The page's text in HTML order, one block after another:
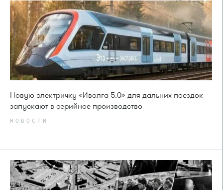
Новую электричку «Иволга 5.0» для дальних поездок
запускают в серийное производство
НОВОСТИ